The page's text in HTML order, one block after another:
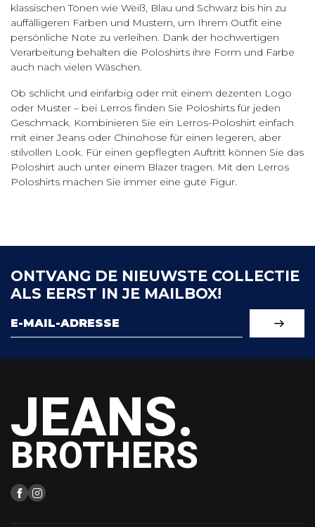
klassischen Tönen wie Weiß, Blau und Schwarz bis hin zu
auffälligeren Farben und Mustern, um Ihrem Outfit eine
persönliche Note zu verleihen. Dank der hochwertigen
Verarbeitung behalten die Poloshirts ihre Form und Farbe
auch nach vielen Wäschen.
Ob schlicht und einfarbig oder mit einem dezenten Logo
oder Muster – bei Lerros finden Sie Poloshirts für jeden
Geschmack. Kombinieren Sie ein Lerros-Poloshirt einfach
mit einer Jeans oder Chinohose für einen legeren, aber
stilvollen Look. Für einen gepflegten Auftritt können Sie das
Poloshirt auch unter einem Blazer tragen. Mit den Lerros
Poloshirts machen Sie immer eine gute Figur.
ONTVANG DE NIEUWSTE COLLECTIE
ALS EERST IN JE MAILBOX!
JEANS.
BROTHERS